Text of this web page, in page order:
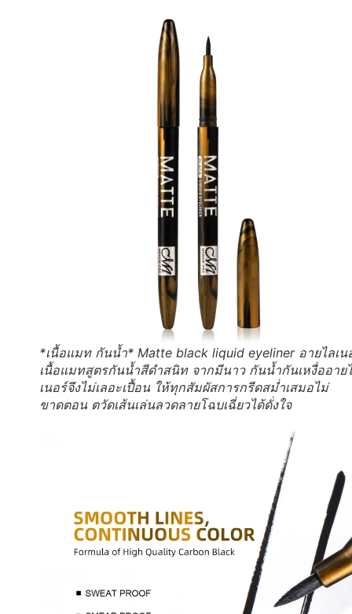
*เนื้อแมท กันน้ำ* Matte black liquid eyeliner อายไลเน
เนื้อแมทสูตรกันน้ำสีดำสนิท จากมีนาว กันน้ำกันเหงื่ออาย
เนอร์จึงไม่เลอะเปื้อน ให้ทุกสัมผัสการกรีดสม่ำเสมอไม่
ขาดตอน ตวัดเส้นเล่นลวดลายโฉบเฉี่ยวได้ดั่งใจ